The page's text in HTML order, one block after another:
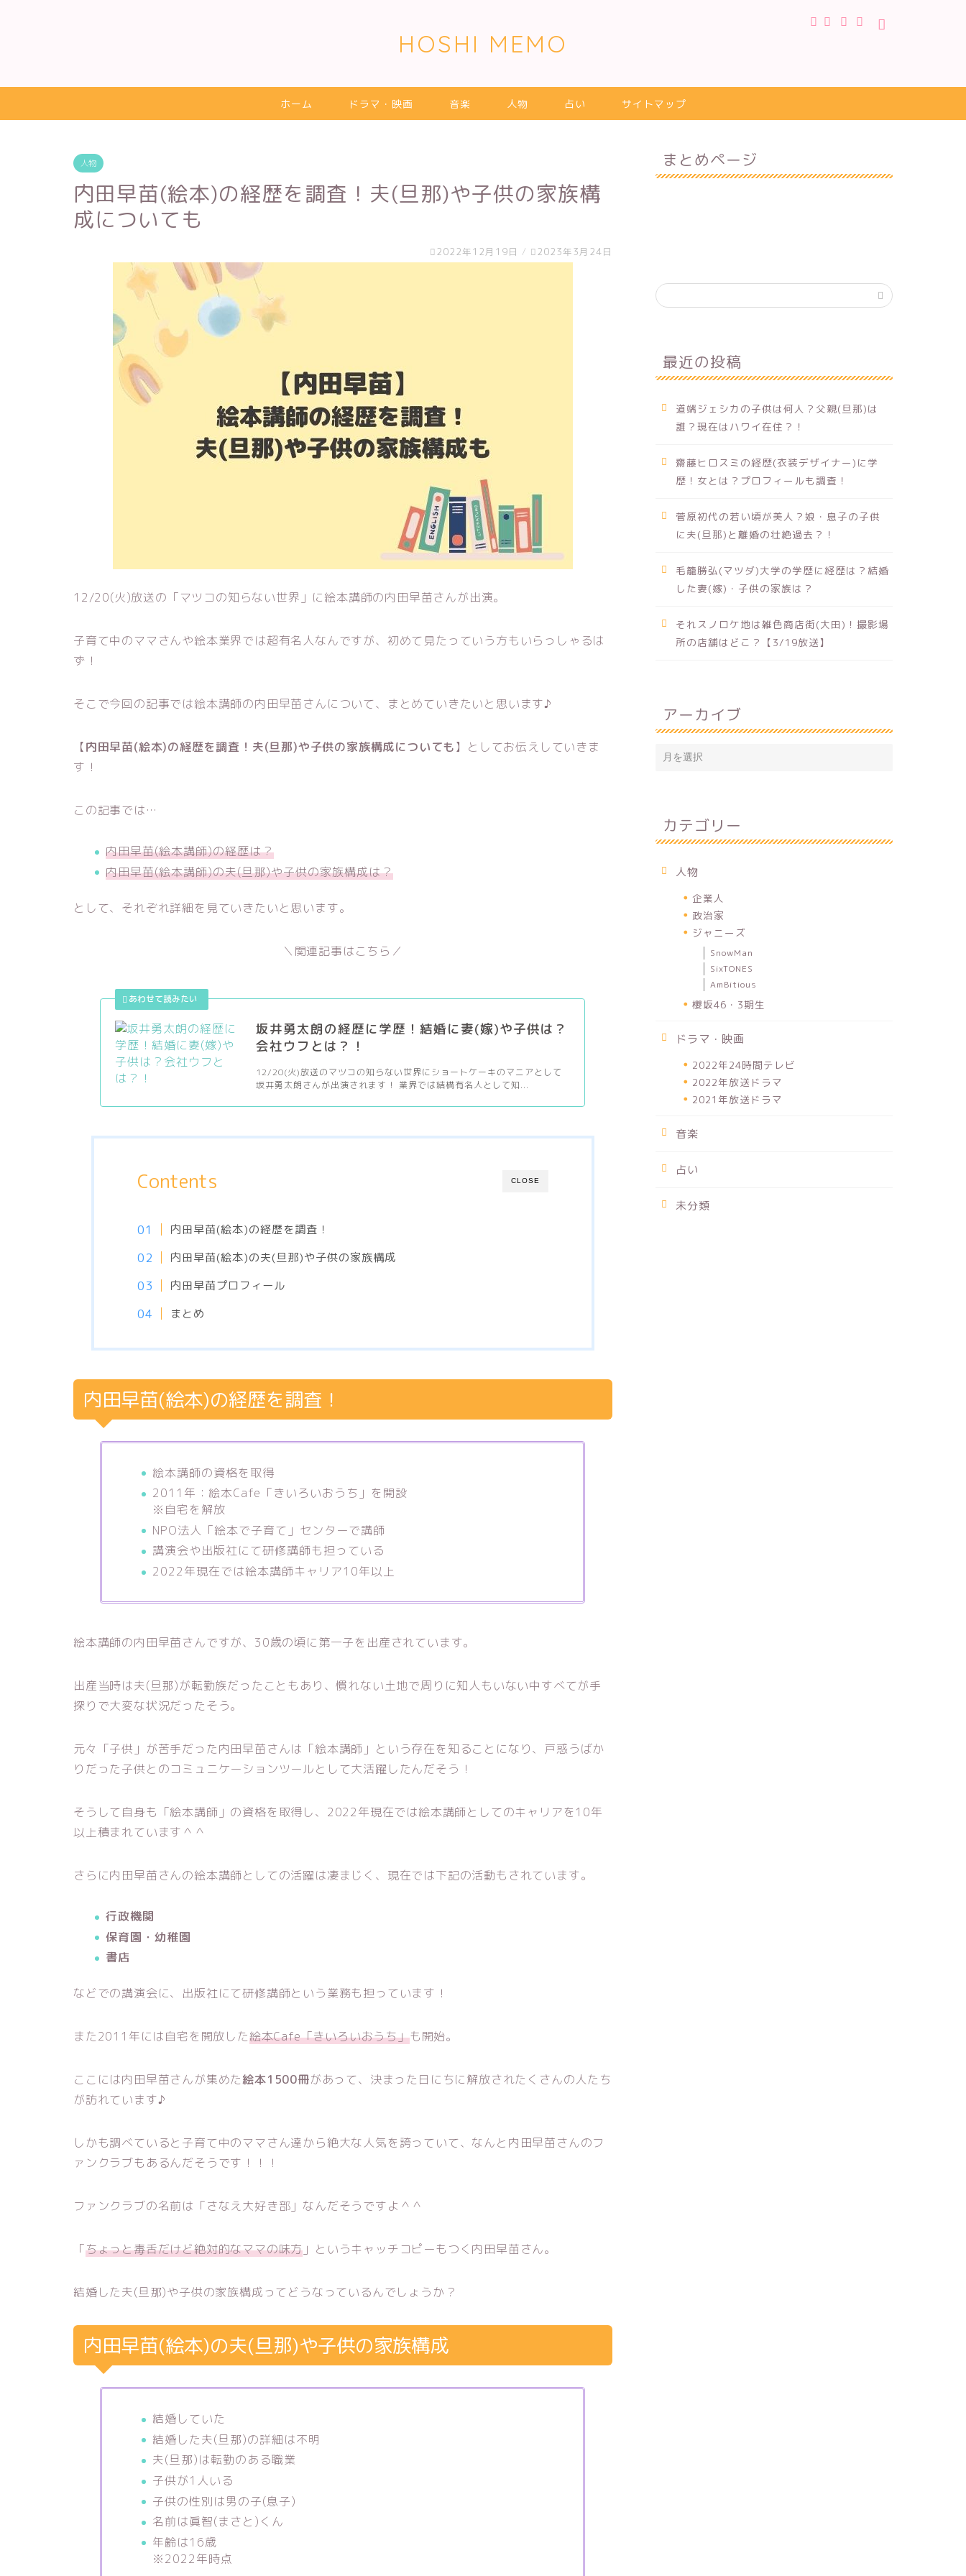
HOSHI MEMO
ホーム ドラマ・映画 音楽 人物 占い サイトマップ
人物
内田早苗(絵本)の経歴を調査！夫(旦那)や子供の家族構
成についても
2022年12月19日 / 2023年3月24日
12/20(火)放送の「マツコの知らない世界」に絵本講師の内田早苗さんが出演。
子育て中のママさんや絵本業界では超有名人なんですが、初めて見たっていう方もいらっしゃるは
ず！
そこで今回の記事では絵本講師の内田早苗さんについて、まとめていきたいと思います♪
【内田早苗(絵本)の経歴を調査！夫(旦那)や子供の家族構成についても】としてお伝えしていきま
す！
この記事では…
内田早苗(絵本講師)の経歴は？
内田早苗(絵本講師)の夫(旦那)や子供の家族構成は？
として、それぞれ詳細を見ていきたいと思います。
＼関連記事はこちら／
坂井勇太朗の経歴に学歴！結婚に妻(嫁)や子供は？
会社ウフとは？！
12/20(火)放送のマツコの知らない世界にショートケーキのマニアとして
坂井勇太朗さんが出演されます！ 業界では結構有名人として知...
CLOSE
Contents
内田早苗(絵本)の経歴を調査！
内田早苗(絵本)の夫(旦那)や子供の家族構成
内田早苗プロフィール
まとめ
内田早苗(絵本)の経歴を調査！
絵本講師の資格を取得
2011年：絵本Cafe「きいろいおうち」を開設
※自宅を解放
NPO法人「絵本で子育て」センターで講師
講演会や出版社にて研修講師も担っている
2022年現在では絵本講師キャリア10年以上
絵本講師の内田早苗さんですが、30歳の頃に第一子を出産されています。
出産当時は夫(旦那)が転勤族だったこともあり、慣れない土地で周りに知人もいない中すべてが手
探りで大変な状況だったそう。
元々「子供」が苦手だった内田早苗さんは「絵本講師」という存在を知ることになり、戸惑うばか
りだった子供とのコミュニケーションツールとして大活躍したんだそう！
そうして自身も「絵本講師」の資格を取得し、2022年現在では絵本講師としてのキャリアを10年
以上積まれています＾＾
さらに内田早苗さんの絵本講師としての活躍は凄まじく、現在では下記の活動もされています。
行政機関
保育園・幼稚園
書店
などでの講演会に、出版社にて研修講師という業務も担っています！
また2011年には自宅を開放した絵本Cafe「きいろいおうち」も開始。
ここには内田早苗さんが集めた絵本1500冊があって、決まった日にちに解放されたくさんの人たち
が訪れています♪
しかも調べていると子育て中のママさん達から絶大な人気を誇っていて、なんと内田早苗さんのフ
ァンクラブもあるんだそうです！！！
ファンクラブの名前は「さなえ大好き部」なんだそうですよ＾＾
「ちょっと毒舌だけど絶対的なママの味方 」というキャッチコピーもつく内田早苗さん。
結婚した夫(旦那)や子供の家族構成ってどうなっているんでしょうか？
内田早苗(絵本)の夫(旦那)や子供の家族構成
結婚していた
結婚した夫(旦那)の詳細は不明
夫(旦那)は転勤のある職業
子供が1人いる
子供の性別は男の子(息子)
名前は眞智(まさと)くん
年齢は16歳
※2022年時点
まとめページ
最近の投稿
道端ジェシカの子供は何人？父親(旦那)は
誰？現在はハワイ在住？！
齋藤ヒロスミの経歴(衣装デザイナー)に学
歴！女とは？プロフィールも調査！
菅原初代の若い頃が美人？娘・息子の子供
に夫(旦那)と離婚の壮絶過去？！
毛籠勝弘(マツダ)大学の学歴に経歴は？結婚
した妻(嫁)・子供の家族は？
それスノロケ地は雑色商店街(大田)！撮影場
所の店舗はどこ？【3/19放送】
アーカイブ
カテゴリー
人物
企業人
政治家
ジャニーズ
SnowMan
SixTONES
AmBitious
櫻坂46・3期生
ドラマ・映画
2022年24時間テレビ
2022年放送ドラマ
2021年放送ドラマ
音楽
占い
未分類